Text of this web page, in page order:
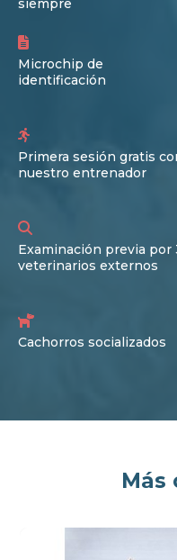
siempre
Microchip de
identificación
Primera sesión gratis
nuestro entrenador
Examinación previa por
veterinarios externos
Cachorros socializados
Más